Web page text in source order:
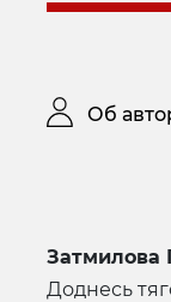
Об
Затмилова
Доднесь